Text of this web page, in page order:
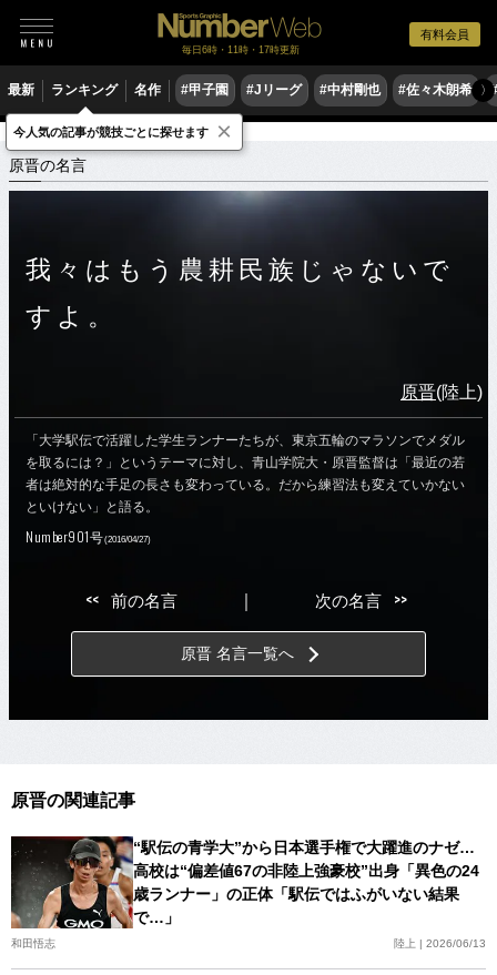
有料会員
毎日6時・11時・17時更新
最新 ランキング 名作 #甲子園 #Jリーグ #中村剛也 #佐々木朗希 〉
スポーツ名言集 ハ 原晋の名言
原晋の名言
我々はもう農耕民族じゃないで
すよ。
原晋(陸上)
「大学駅伝で活躍した学生ランナーたちが、東京五輪のマラソンでメダル
を取るには？」というテーマに対し、青山学院大・原晋監督は「最近の若
者は絶対的な手足の長さも変わっている。だから練習法も変えていかない
といけない」と語る。
Number901号(2016/04/27)
<< 前の名言 次の名言 >>
原晋 名言一覧へ
原晋の関連記事
“駅伝の青学大”から日本選手権で大躍進のナゼ…
高校は“偏差値67の非陸上強豪校”出身「異色の24
歳ランナー」の正体「駅伝ではふがいない結果
で…」
和田悟志 陸上 | 2026/06/13
今人気の記事が競技ごとに探せます ×